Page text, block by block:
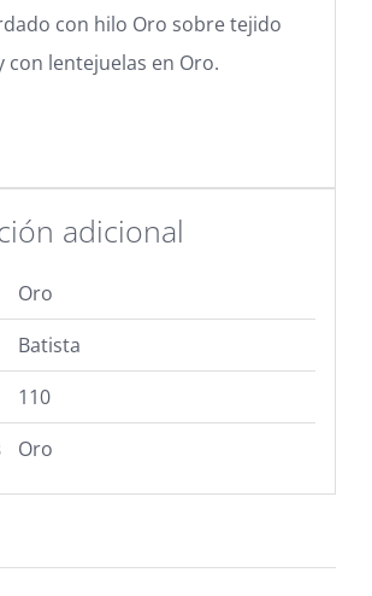
con hilo Oro sobre tejido
con lentejuelas en Oro.
adicional
Oro
Batista
110
Oro